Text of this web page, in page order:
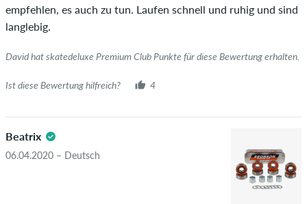
empfehlen, es auch zu tun. Laufen schnell und ruhig und sind
langlebig.
David hat skatedeluxe Premium Club Punkte für diese Bewertung erhalten.
Ist diese Bewertung hilfreich? 4
Beatrix
06.04.2020 – Deutsch